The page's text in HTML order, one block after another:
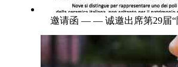
邀请函 — — 诚邀出席第29届